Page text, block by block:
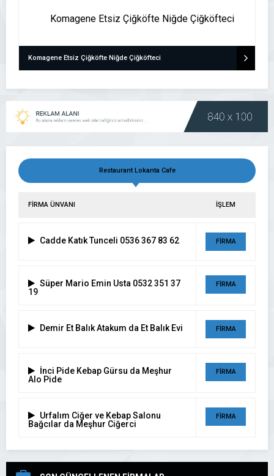
Komagene Etsiz Çiğköfte Niğde Çiğköfteci
Restaurant Lokanta Cafe
FİRMA ÜNVANI İŞLEM
Cadde Katık Tunceli 0536 367 83 62 FİRMA
Süper Mario Emin Usta 0532 351 37
19
FİRMA
Demir Et Balık Atakum da Et Balık Evi FİRMA
İnci Pide Kebap Gürsu da Meşhur
Alo Pide
FİRMA
Urfalım Ciğer ve Kebap Salonu
Bağcılar da Meşhur Ciğerci
FİRMA